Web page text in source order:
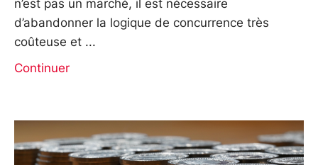
n’est pas un marché, il est nécessaire
d’abandonner la logique de concurrence très
coûteuse et
Continuer